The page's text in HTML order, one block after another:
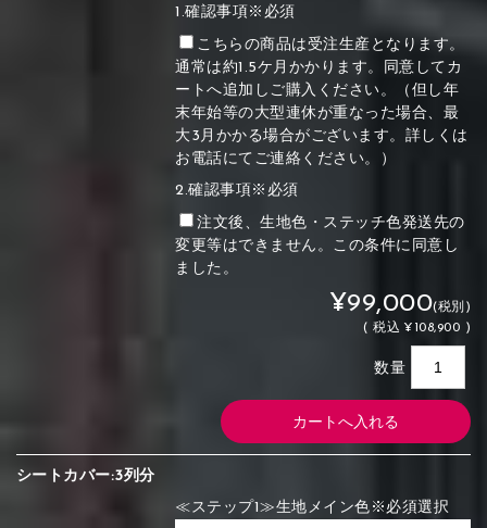
1.確認事項※必須
こちらの商品は受注生産となります。
通常は約1.5ケ月かかります。同意してカ
ートへ追加しご購入ください。（但し年
末年始等の大型連休が重なった場合、最
大3月かかる場合がございます。詳しくは
お電話にてご連絡ください。）
2.確認事項※必須
注文後、生地色・ステッチ色発送先の
変更等はできません。この条件に同意し
ました。
¥99,000(税別)
(税込 ¥108,900 )
数量
シートカバー:3列分
≪ステップ1≫生地メイン色※必須選択